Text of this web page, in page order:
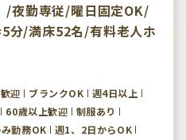
/夜勤専従/曜日固定OK/
分/満床52名/有料老人ホ
迎 ブランクOK
週4日以上
60歳以上歓迎
制服あり
勤務OK
週1、2日からOK